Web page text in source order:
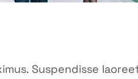
Suspendisse